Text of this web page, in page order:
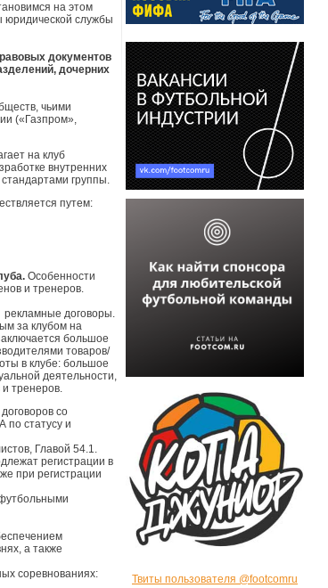
на этом
юридической службы
документов
дочерних
чьими
(«Газпром»,
на клуб
внутренних
группы.
путем:
Особенности
и тренеров.
рекламные договоры.
за клубом на
большое
товаров/
в клубе: большое
деятельности,
тренеров.
со
по статусу и
Главой 54.1.
регистрации в
при регистрации
а также
соревнованиях:
Твиты пользователя @footcomru